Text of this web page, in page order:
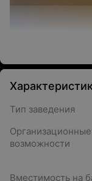
Тип заведения
Организационные
возможности
Вместимость на